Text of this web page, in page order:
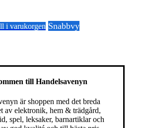
i varukorgen Snabbvy
till Handelsavenyn
är shoppen med det breda
av elektronik, hem & trädgård,
spel, leksaker, barnartiklar och